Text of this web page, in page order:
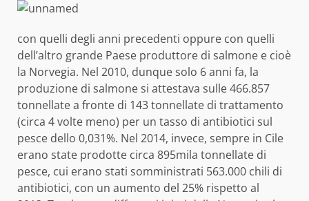
con quelli degli anni precedenti oppure con quelli
dell’altro grande Paese produttore di salmone e cioè
la Norvegia. Nel 2010, dunque solo 6 anni fa, la
produzione di salmone si attestava sulle 466.857
tonnellate a fronte di 143 tonnellate di trattamento
(circa 4 volte meno) per un tasso di antibiotici sul
pesce dello 0,031%. Nel 2014, invece, sempre in Cile
erano state prodotte circa 895mila tonnellate di
pesce, cui erano stati somministrati 563.000 chili di
antibiotici, con un aumento del 25% rispetto al